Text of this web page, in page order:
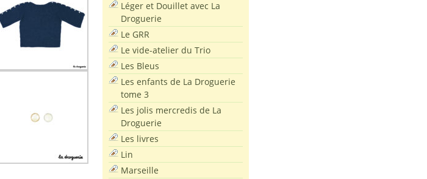
Léger et Douillet avec La
Droguerie
Le GRR
Le vide-atelier du Trio
Les Bleus
Les enfants de La Droguerie
tome 3
Les jolis mercredis de La
Droguerie
Les livres
Lin
Marseille